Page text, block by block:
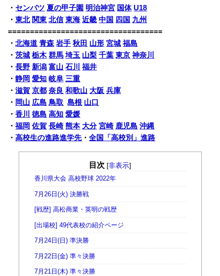
・ センバツ 夏の甲子園 明治神宮 国体 U18
・東北 関東 北信 東海 近畿 中国 四国 九州
===================================
・北海道 青森 岩手 秋田 山形 宮城 福島
・茨城 栃木 群馬 埼玉 山梨 千葉 東京 神奈川
・長野 新潟 富山 石川 福井
・静岡 愛知 岐阜 三重
・滋賀 京都 奈良 和歌山 大阪 兵庫
・ 岡山 広島 鳥取 島根 山口
・香川 徳島 高知 愛媛
・福岡 佐賀 長崎 熊本 大分 宮崎 鹿児島 沖縄
・高校生の進路進学先・全国「高校別」進路
目次 [非表示]
香川県大会 高校野球 2022年
7月26日(火) 決勝戦
[戦歴] 高松商業・英明の戦歴
[出場校] 49代表校の紹介ページ
7月24日(日) 準決勝
7月22日(金) 準々決勝
7月21日(木) 準々決勝